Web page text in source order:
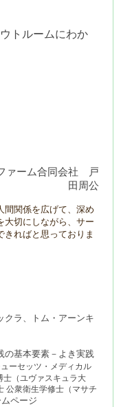
トルームにわか
ーム合同会社　戸
田周公
間関係を広げて、深め
大切にしながら、サー
きればと思っておりま
クラ、トム・アーンキ
の基本要素－よき実践
ーセッツ・メディカル
（ユヴァスキュラ大
公衆衛生学修士（マサチ
ページ